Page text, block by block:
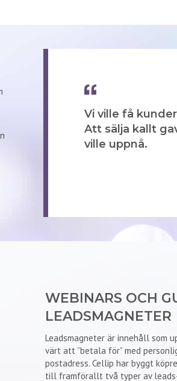
Vi ville få
Att sälja kallt
ville uppnå.
WEBINARS OCH
LEADSMAGNETER
Leadsmagneter är innehåll som
värt att ”betala för” med
postadress. Cellip har byggt
till framförallt två typer av